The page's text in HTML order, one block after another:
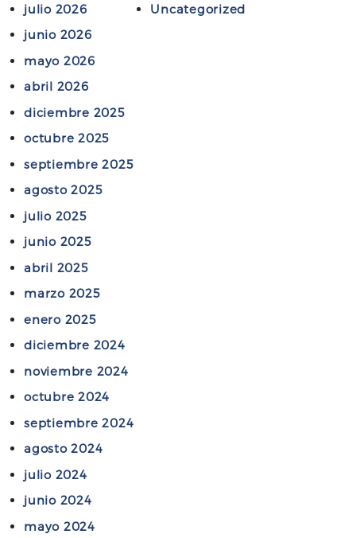
g
a
d
e
d
a
c
i
n
A
r
e
n
t
a
d
e
o
l
e
i
o
julio 2026
junio 2026
mayo 2026
abril 2026
diciembre 2025
octubre 2025
septiembre 2025
agosto 2025
julio 2025
junio 2025
abril 2025
marzo 2025
enero 2025
diciembre 2024
noviembre 2024
octubre 2024
septiembre 2024
agosto 2024
julio 2024
junio 2024
mayo 2024
Uncategorized